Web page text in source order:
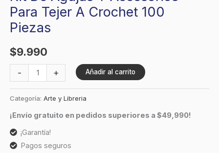
Para Tejer A Crochet 100
Piezas
$9.990
- + Añadir al carrito
Categoría: Arte y Libreria
¡Envío gratuito en pedidos superiores a $49,990!
¡Garantía!
Pagos seguros